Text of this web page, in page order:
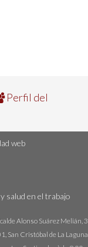
Perfil del
web
salud en el trabajo
Alonso Suárez Melián, 3
San Cristóbal de La Laguna